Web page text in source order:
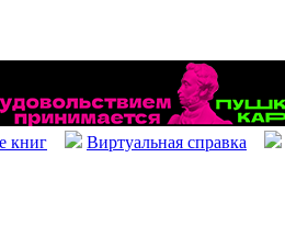
книг Виртуальная справка